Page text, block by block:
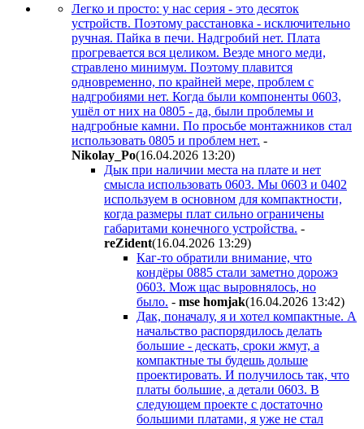
Легко и просто: у нас серия - это десяток
устройств. Поэтому расстановка - исключительно
ручная. Пайка в печи. Надгробий нет. Плата
прогревается вся целиком. Везде много меди,
стравлено минимум. Поэтому плавится
одновременно, по крайней мере, проблем с
надгробиями нет. Когда были компоненты 0603,
ушёл от них на 0805 - да, были проблемы и
надгробные камни. По просьбе монтажников стал
использовать 0805 и проблем нет. -
Nikolay_Po(16.04.2026 13:20)
Дык при наличии места на плате и нет
смысла использовать 0603. Мы 0603 и 0402
используем в основном для компактности,
когда размеры плат сильно ограничены
габаритами конечного устройства. -
reZident(16.04.2026 13:29)
Каг-то обратили внимание, что
кондёры 0885 стали заметно дорожэ
0603. Мож щас выровнялось, но
было. - mse homjak(16.04.2026 13:42)
Дак, поначалу, я и хотел компактные. А
начальство распорядилось делать
большие - дескать, сроки жмут, а
компактные ты будешь дольше
проектировать. И получилось так, что
платы большие, а детали 0603. В
следующем проекте с достаточно
большими платами, я уже не стал